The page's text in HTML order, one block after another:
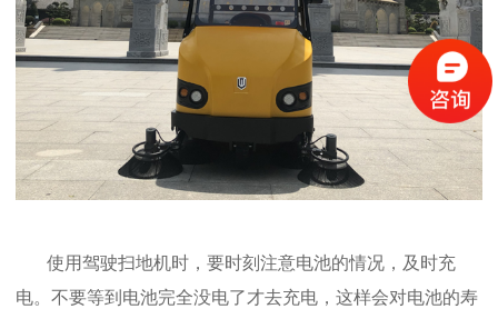
使用驾驶扫地机时，要时刻注意电池的情况，及时充
电。不要等到电池完全没电了才去充电，这样会对电池的寿